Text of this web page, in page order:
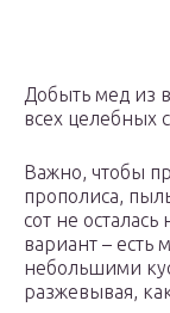
Добыть мед из
всех целебных
Важно, чтобы
прополиса,
сот не
вариант – есть
небольшими
разжевывая,